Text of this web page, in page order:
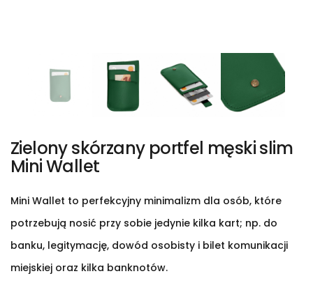
Zielony skórzany portfel męski slim
Mini Wallet
Mini Wallet to perfekcyjny minimalizm dla osób, które
potrzebują nosić przy sobie jedynie kilka kart; np. do
banku, legitymację, dowód osobisty i bilet komunikacji
miejskiej oraz kilka banknotów.